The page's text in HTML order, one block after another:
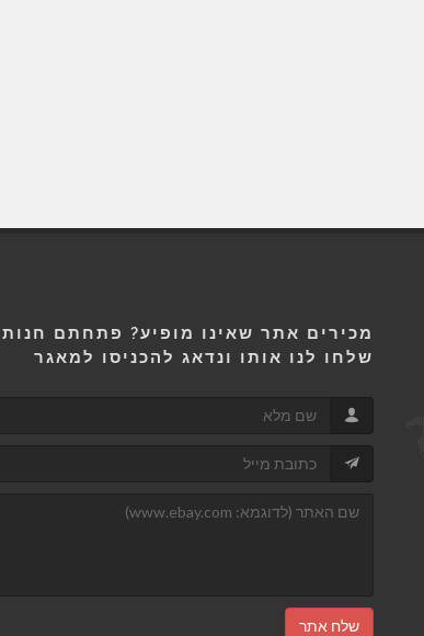
מכירים אתר שאינו מופיע? פתחתם חנות
שלחו לנו אותו ונדאג להכניסו למאגר
שלח אתר